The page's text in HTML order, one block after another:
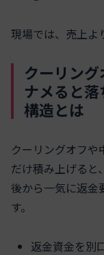
現場では、売上よ
クーリン
ナメると
構造とは
クーリングオフ
だけ積み上げると、
後から一気に返金
す。
返金資金を別